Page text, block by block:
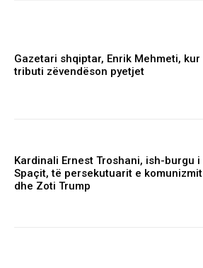
Gazetari shqiptar, Enrik Mehmeti, kur
tributi zëvendëson pyetjet
Kardinali Ernest Troshani, ish-burgu i
Spaçit, të persekutuarit e komunizmit
dhe Zoti Trump